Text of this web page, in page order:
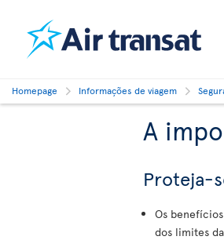
Homepage Informações de viagem
A
Proteja-
Os
dos limites